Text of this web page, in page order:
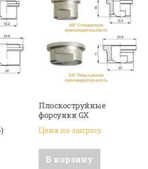
Плоскоструйные
форсунки GX
Цена по запросу
В корзину